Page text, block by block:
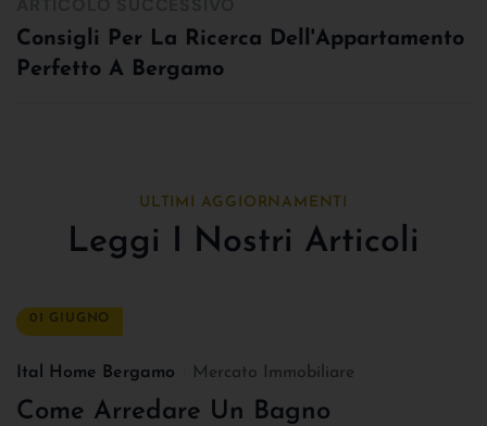
Consigli Per La Ricerca Dell'Appartamento
Perfetto A Bergamo
ULTIMI AGGIORNAMENTI
Leggi I Nostri Articoli
01 GIUGNO
Ital Home Bergamo Mercato Immobiliare
Come Arredare Un Bagno